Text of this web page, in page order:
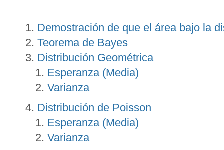
Demostración de que el área bajo la
Teorema de Bayes
Distribución Geométrica
Esperanza (Media)
Varianza
Distribución de Poisson
Esperanza (Media)
Varianza